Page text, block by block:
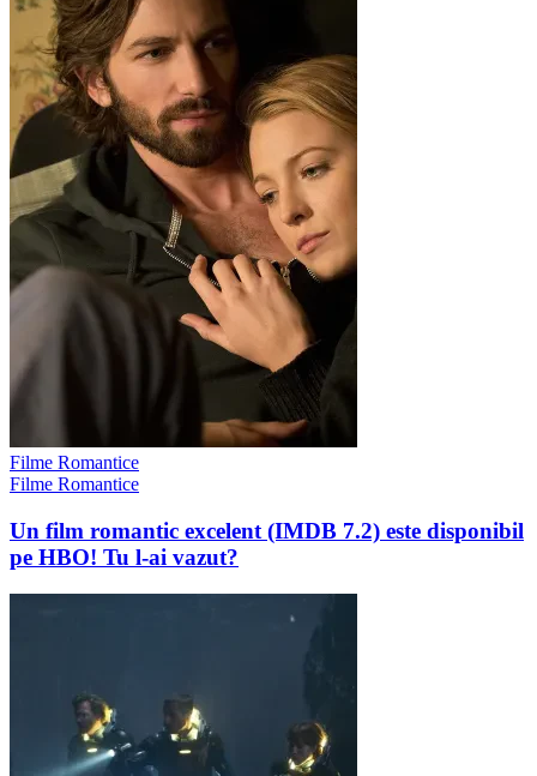
Filme Romantice
Filme Romantice
Un film romantic excelent (IMDB 7.2) este disponibil
pe HBO! Tu l-ai vazut?